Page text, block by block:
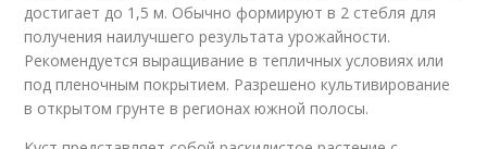
достигает до 1,5 м. Обычно формируют в 2 стебля для
получения наилучшего результата урожайности.
Рекомендуется выращивание в тепличных условиях или
под пленочным покрытием. Разрешено культивирование
в открытом грунте в регионах южной полосы.